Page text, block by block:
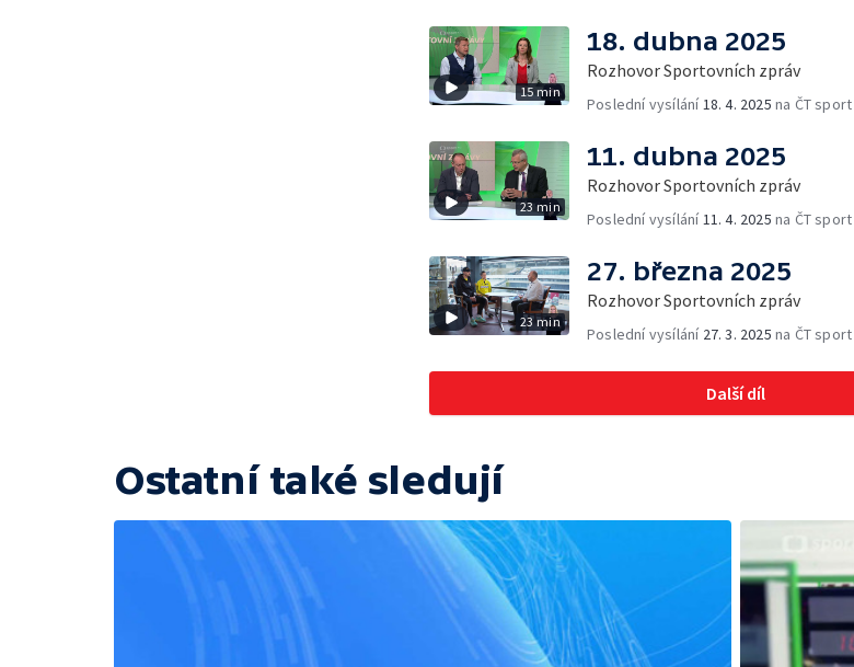
15 min
18. dubna 2025
Rozhovor Sportovních zpráv
Poslední vysílání 18. 4. 2025 na ČT sport
23 min
11. dubna 2025
Rozhovor Sportovních zpráv
Poslední vysílání 11. 4. 2025 na ČT sport
23 min
27. března 2025
Rozhovor Sportovních zpráv
Poslední vysílání 27. 3. 2025 na ČT sport
Další díl
Ostatní také sledují